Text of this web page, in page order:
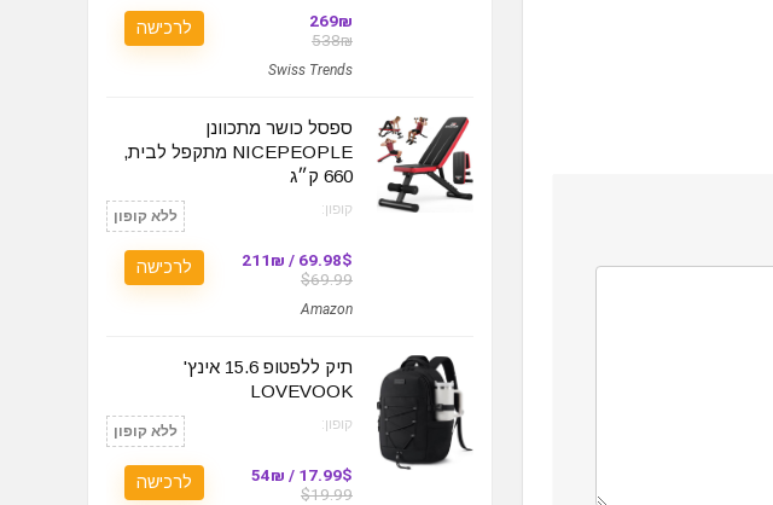
269₪
538₪
Swiss Trends
לרכישה
ספסל כושר מתכוונן
NICEPEOPLE מתקפל לבית,
660 ק״ג
קופון: ללא קופון
69.98$ / 211₪
$69.99
Amazon
לרכישה
תיק ללפטופ 15.6 אינץ'
LOVEVOOK
קופון: ללא קופון
17.99$ / 54₪
$19.99
לרכישה